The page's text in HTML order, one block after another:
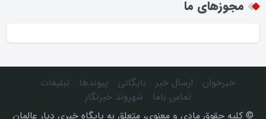
افزایش تعرفه دندانپزشکی راهگشا یا چالش‌زا؟